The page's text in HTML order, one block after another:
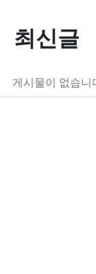
반복 업무를 줄
최신글
게시물이 없습니